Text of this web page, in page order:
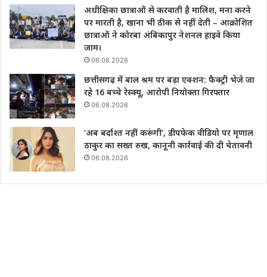
अधीक्षिका छात्राओं से करवाती है मालिश, मना करने
पर मारती है, खाना भी ठीक से नहीं देती – आक्रोशित
छात्राओं ने कोरबा अंबिकापुर नेशनल हाइवे किया
जाम।
06.08.2026
छत्तीसगढ़ में बाल श्रम पर बड़ा एक्शन: फैक्ट्री भेजे जा
रहे 16 बच्चे रेस्क्यू, आरोपी नियोक्ता गिरफ्तार
06.08.2026
‘अब बर्दाश्त नहीं करूंगी’, डीपफेक वीडियो पर मृणाल
ठाकुर का सख्त रुख, कानूनी कार्रवाई की दी चेतावनी
06.08.2026